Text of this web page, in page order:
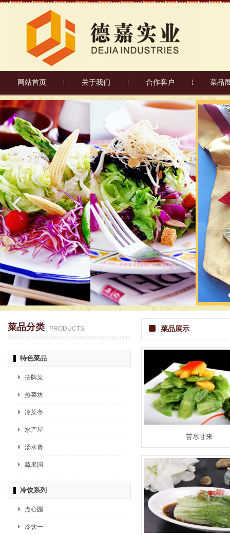
网站首页 关于我们 合作客户 菜品
菜品分类 | PRODUCTS
特色菜品
招牌菜
热菜坊
冷菜亭
水产屋
汤水煲
蔬果园
冷饮系列
点心园
冷饮一
菜品展示
苦尽甘来